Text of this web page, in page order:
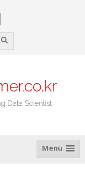
Data Scientist
Menu